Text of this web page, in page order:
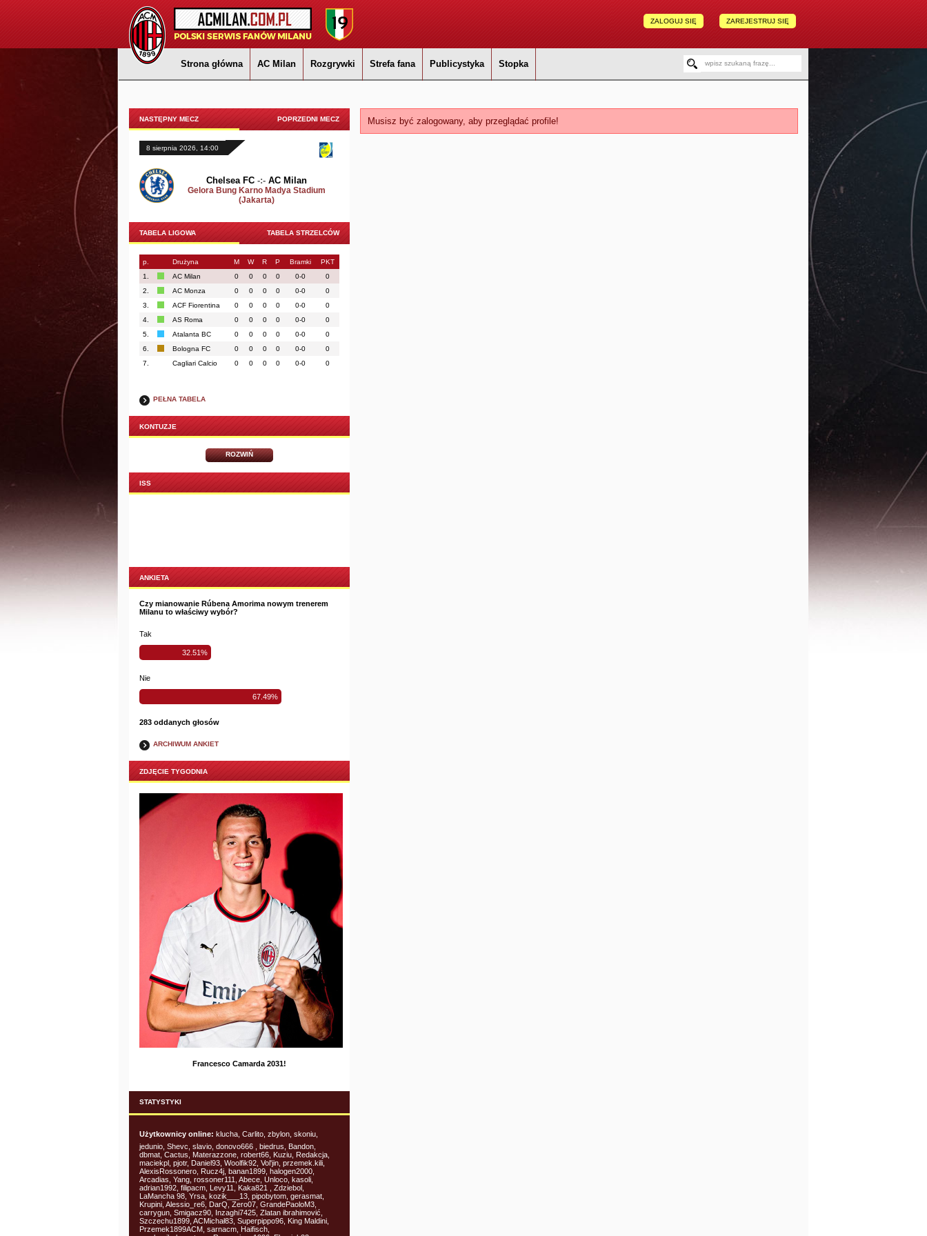
ZAREJESTRUJ SIĘ
ZALOGUJ SIĘ
Strona główna AC Milan Rozgrywki Strefa fana Publicystyka Stopka
NASTĘPNY MECZ POPRZEDNI MECZ
8 sierpnia 2026, 14:00
Chelsea FC -:- AC Milan
Gelora Bung Karno Madya Stadium
(Jakarta)
TABELA LIGOWA TABELA STRZELCÓW
p. Drużyna M W R P Bramki
PKT
1.
AC Milan 0 0 0 0 0-0
0
2.
AC Monza 0 0 0 0 0-0
0
3.
ACF Fiorentina 0 0 0 0 0-0
0
4.
AS Roma 0 0 0 0 0-0
0
5.
Atalanta BC 0 0 0 0 0-0
0
6.
Bologna FC 0 0 0 0 0-0
0
7.
Cagliari Calcio 0 0 0 0 0-0 0
PEŁNA TABELA
KONTUZJE
ROZWIŃ
ISS
ANKIETA
Czy mianowanie Rúbena Amorima nowym trenerem
Milanu to właściwy wybór?
Tak
32.51%
Nie
67.49%
283 oddanych głosów
ARCHIWUM ANKIET
ZDJĘCIE TYGODNIA
Francesco Camarda 2031!
STATYSTYKI
Użytkownicy online: klucha, Carlito, zbylon, skoniu,
jedunio, Shevc, slavio, donovo666 , biedrus, Bandon,
dbmat, Cactus, Materazzone, robert66, Kuziu, Redakcja,
maciekpl, pjotr, Daniel93, Woolfik92, Vol'jin, przemek.kili,
AlexisRossonero, Rucz4j, banan1899, halogen2000,
Arcadias, Yang, rossoner111, Abece, Unloco, kasoli,
adrian1992, filipacm, Levy11, Kaka821 , Zdziebol,
LaMancha 98, Yrsa, kozik___13, pipobytom, gerasmat,
Krupini, Alessio_re6, DarQ, Zero07, GrandePaoloM3,
carrygun, Smigacz90, Inzaghi7425, Zlatan ibrahimović,
Szczechu1899, ACMichał83, Superpippo96, King Maldini,
Przemek1899ACM, sarnacm, Haifisch,
Musisz być zalogowany, aby przeglądać profile!